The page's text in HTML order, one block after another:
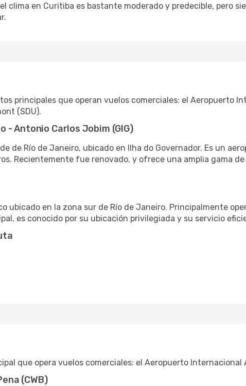
clima en Curitiba es bastante moderado y predecible, pero
principales que operan vuelos comerciales: el Aeropuerto
(SDU).
- Antonio Carlos Jobim (GIG)
de Río de Janeiro, ubicado en Ilha do Governador. Es un
Recientemente fue renovado, y ofrece una amplia gama
ubicado en la zona sur de Río de Janeiro. Principalmente
es conocido por su ubicación privilegiada y su servicio
que opera vuelos comerciales: el Aeropuerto Internacional
(CWB)